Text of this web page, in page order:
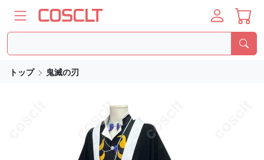
トップ 鬼滅の刃